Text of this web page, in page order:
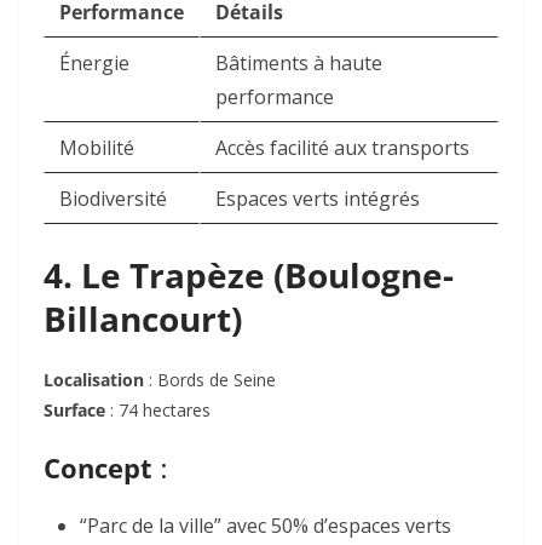
Performance
Détails
Énergie
Bâtiments à haute
performance
Mobilité
Accès facilité aux transports
Biodiversité
Espaces verts intégrés
4. Le Trapèze (Boulogne-
Billancourt)
Localisation : Bords de Seine
Surface : 74 hectares
Concept :
“Parc de la ville” avec 50% d’espaces verts